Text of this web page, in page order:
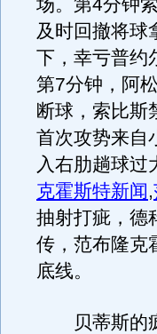
场。第4分钟
及时回撤将球
下，幸亏普约
第7分钟，阿
断球，索比斯
首次攻势来自
入右肋趟球过
克霍斯特新闻,
抽射打疵，德
传，范布隆克
底线。
贝蒂斯的疯